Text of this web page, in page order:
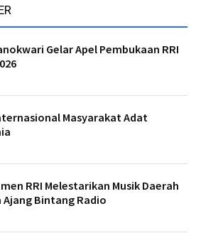
Gelar Apel Pembukaan RRI
Masyarakat Adat
RRI Melestarikan Musik Daerah
Ajang Bintang Radio